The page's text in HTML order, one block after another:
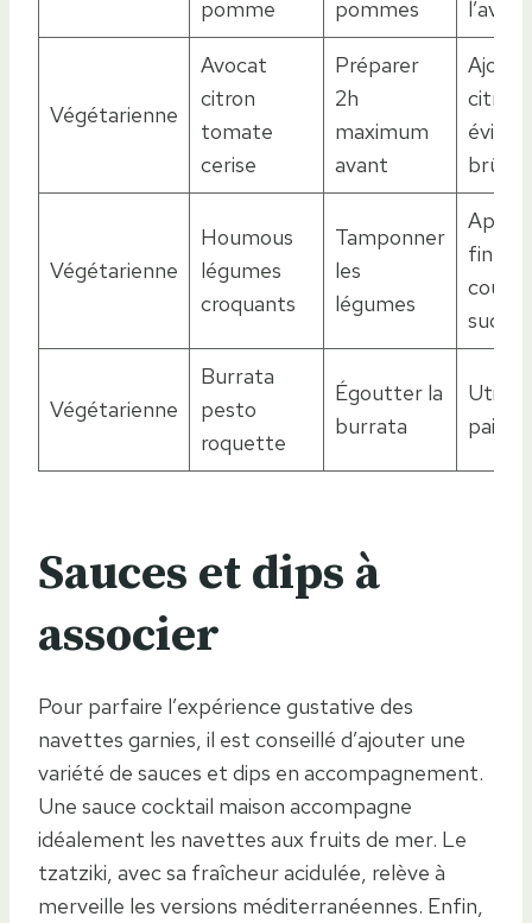
pomme pommes
Végétarienne
Avocat
citron
tomate
cerise
Préparer
2h
maximum
avant
citron
éviter
Végétarienne
Houmous
légumes
croquants
Tamponner
les
légumes
fines
Végétarienne
Burrata
pesto
roquette
Égoutter la
burrata
pain
Sauces et dips à
associer
Pour parfaire l’expérience gustative des
navettes garnies, il est conseillé d’ajouter une
variété de sauces et dips en accompagnement.
Une sauce cocktail maison accompagne
idéalement les navettes aux fruits de mer. Le
tzatziki, avec sa fraîcheur acidulée, relève à
merveille les versions méditerranéennes. Enfin,